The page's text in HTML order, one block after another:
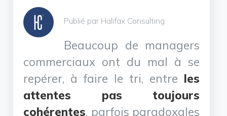
Publié par Halifax Consulting
Beaucoup de managers
commerciaux ont du mal à se
repérer, à faire le tri, entre les
attentes pas toujours
cohérentes, parfois paradoxales